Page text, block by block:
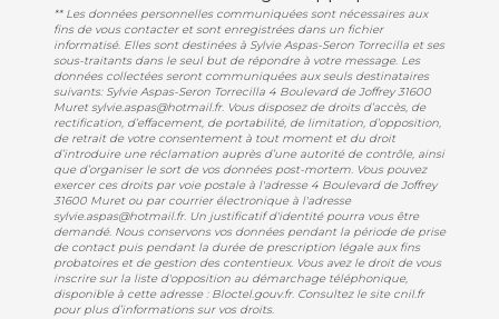
** Les données personnelles communiquées sont nécessaires aux
fins de vous contacter et sont enregistrées dans un fichier
informatisé. Elles sont destinées à Sylvie Aspas-Seron Torrecilla et ses
sous-traitants dans le seul but de répondre à votre message. Les
données collectées seront communiquées aux seuls destinataires
suivants: Sylvie Aspas-Seron Torrecilla 4 Boulevard de Joffrey 31600
Muret sylvie.aspas@hotmail.fr. Vous disposez de droits d’accès, de
rectification, d’effacement, de portabilité, de limitation, d’opposition,
de retrait de votre consentement à tout moment et du droit
d’introduire une réclamation auprès d’une autorité de contrôle, ainsi
que d’organiser le sort de vos données post-mortem. Vous pouvez
exercer ces droits par voie postale à l'adresse 4 Boulevard de Joffrey
31600 Muret ou par courrier électronique à l'adresse
sylvie.aspas@hotmail.fr. Un justificatif d'identité pourra vous être
demandé. Nous conservons vos données pendant la période de prise
de contact puis pendant la durée de prescription légale aux fins
probatoires et de gestion des contentieux. Vous avez le droit de vous
inscrire sur la liste d'opposition au démarchage téléphonique,
disponible à cette adresse : Bloctel.gouv.fr. Consultez le site cnil.fr
pour plus d’informations sur vos droits.